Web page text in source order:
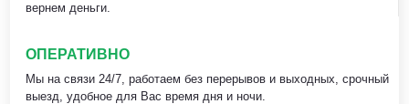
вернем деньги.
ОПЕРАТИВНО
Мы на связи 24/7, работаем без перерывов и выходных, срочный
выезд, удобное для Вас время дня и ночи.